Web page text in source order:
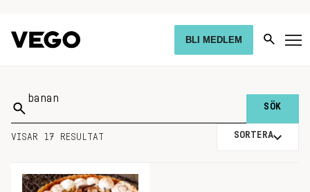
BLI MEDLEM
Sök
på:
VISAR 17 RESULTAT SORTERA